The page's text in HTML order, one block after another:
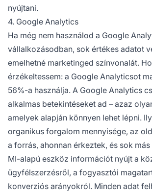
nyújtani.
4. Google Analytics
Ha még nem használod a Google
vállalkozásodban, sok értékes adatot
emelhetné marketinged színvonalát.
érzékeltessem: a Google Analyticsot
56%-a használja. A Google Analytics
alkalmas betekintéseket ad – azaz
amelyek alapján könnyen lehet lépni.
organikus forgalom mennyisége, az
a forrás, ahonnan érkeztek, és sok
MI-alapú eszköz információt nyújt a
ügyfélszerzésről, a fogyasztói
konverziós arányokról. Minden adat